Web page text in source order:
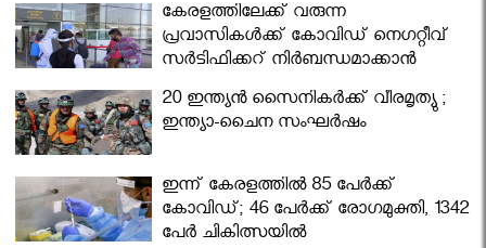
കേരളത്തിലേക്ക് വരുന്ന
പ്രവാസികള്‍ക്ക് കോവിഡ് നെഗറ്റീവ്
സര്‍ട്ടിഫിക്കറ്റ് നിർബന്ധമാക്കാൻ
മന്ത്രിസഭ
20 ഇന്ത്യൻ സൈനികർക്ക് വീരമൃത്യു ;
ഇന്ത്യാ-ചൈന സംഘർഷം
ഇന്ന് കേരളത്തിൽ 85 പേർക്ക്
കോവിഡ്; 46 പേർക്ക് രോഗമുക്തി, 1342
പേർ ചികിത്സയിൽ